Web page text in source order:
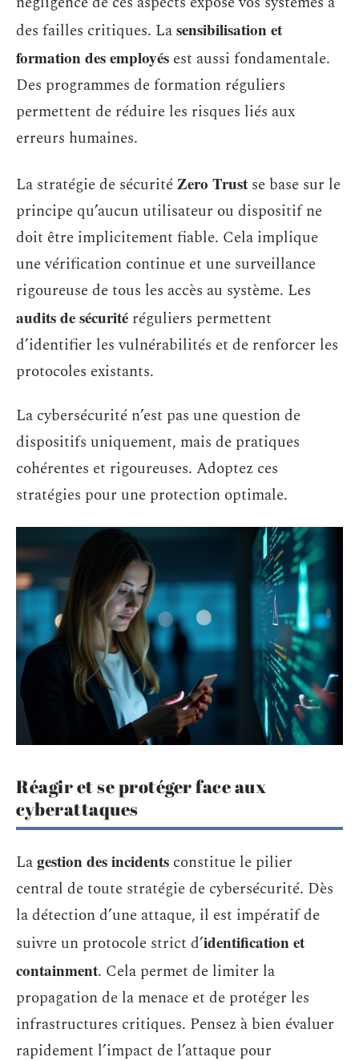
des failles critiques. Lasensibilisation et
formation des employés est aussi fondamentale.
Des programmes de formation réguliers
permettent de réduire les risques liés aux
erreurs humaines.
La stratégie de sécuritéZero Trust se base sur le
principe qu’aucun utilisateur ou dispositif ne
doit être implicitement fiable. Cela implique
une vérification continue et une surveillance
rigoureuse de tous les accès au système. Les
audits de sécurité réguliers permettent
d’identifier les vulnérabilités et de renforcer les
protocoles existants.
La cybersécurité n’est pas une question de
dispositifs uniquement, mais de pratiques
cohérentes et rigoureuses. Adoptez ces
stratégies pour une protection optimale.
Réagir et se protéger face aux
cyberattaques
Lagestion des incidents constitue le pilier
central de toute stratégie de cybersécurité. Dès
la détection d’une attaque, il est impératif de
suivre un protocole strict d’identification et
containment. Cela permet de limiter la
propagation de la menace et de protéger les
infrastructures critiques. Pensez à bien évaluer
rapidement l’impact de l’attaque pour